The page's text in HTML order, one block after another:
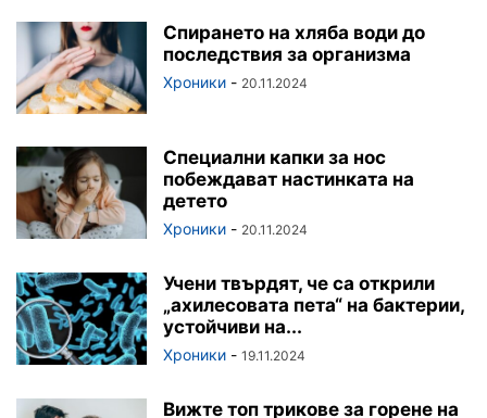
Спирането на хляба води до
последствия за организма
Хроники - 20.11.2024
Специални капки за нос
побеждават настинката на
детето
Хроники - 20.11.2024
Учени твърдят, че са открили
„ахилесовата пета“ на бактерии,
устойчиви на...
Хроники - 19.11.2024
Вижте топ трикове за горене на